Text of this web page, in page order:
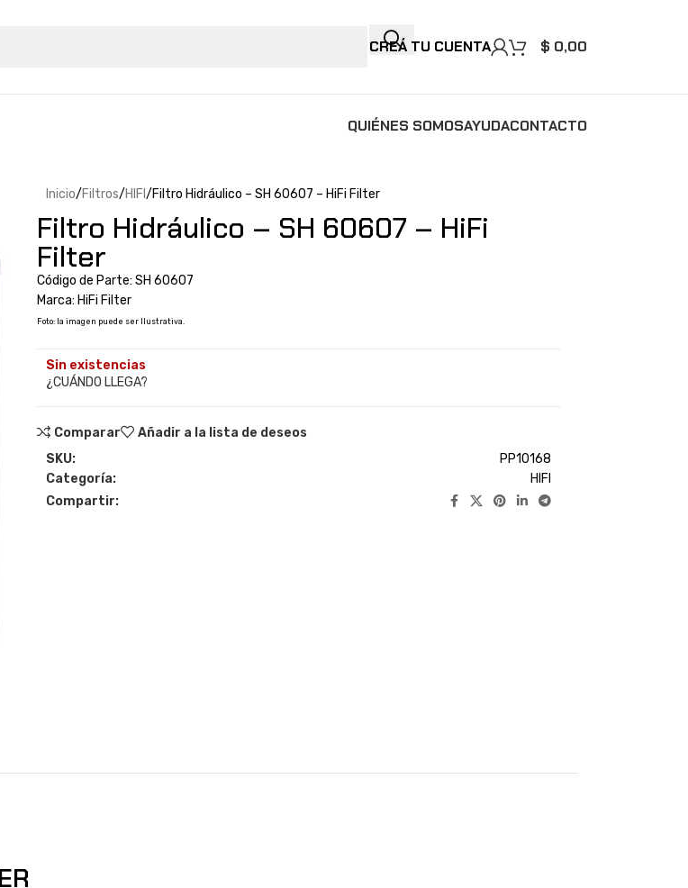
CREÁ TU CUENTA $ 0,00
QUIÉNES SOMOSAYUDACONTACTO
Inicio Filtros HIFI Filtro Hidráulico – SH 60607 – HiFi Filter
Filtro Hidráulico – SH 60607 – HiFi
Filter
Código de Parte: SH 60607
Marca: HiFi Filter
Foto: la imagen puede ser Ilustrativa.
Sin existencias
¿CUÁNDO LLEGA?
Comparar
Añadir a la lista de deseos
SKU:
PP10168
Categoría:
HIFI
Compartir: